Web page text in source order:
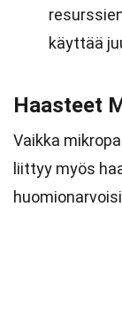
käyttää
Haasteet
Vaikka
liittyy myös